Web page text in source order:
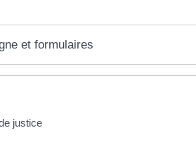
et formulaires
justice